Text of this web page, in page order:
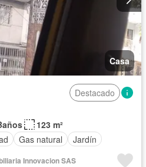
Casa
Destacado
123 m²
Gas natural Jardín
Innovacion SAS